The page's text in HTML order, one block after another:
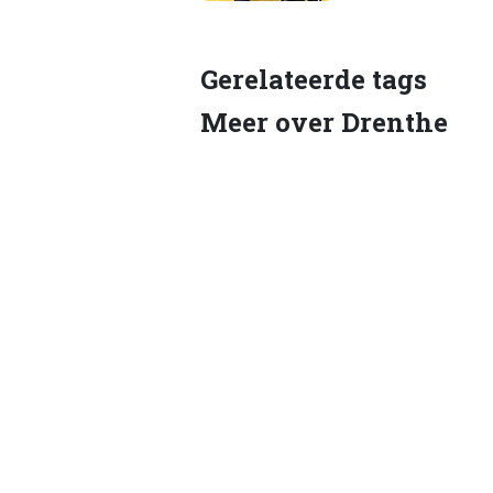
Gerelateerde tags
Meer over Drenthe